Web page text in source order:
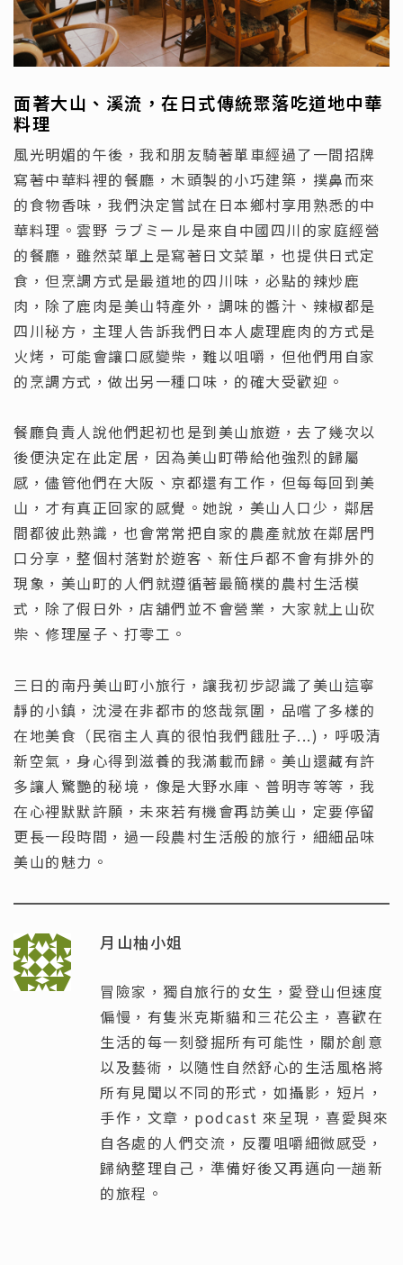
面著大山、溪流，在日式傳統聚落吃道地中華
料理
風光明媚的午後，我和朋友騎著單車經過了一間招牌
寫著中華料裡的餐廳，木頭製的小巧建築，撲鼻而來
的食物香味，我們決定嘗試在日本鄉村享用熟悉的中
華料理。雲野 ラブミール是來自中國四川的家庭經營
的餐廳，雖然菜單上是寫著日文菜單，也提供日式定
食，但烹調方式是最道地的四川味，必點的辣炒鹿
肉，除了鹿肉是美山特產外，調味的醬汁、辣椒都是
四川秘方，主理人告訴我們日本人處理鹿肉的方式是
火烤，可能會讓口感變柴，難以咀嚼，但他們用自家
的烹調方式，做出另一種口味，的確大受歡迎。
餐廳負責人說他們起初也是到美山旅遊，去了幾次以
後便決定在此定居，因為美山町帶給他強烈的歸屬
感，儘管他們在大阪、京都還有工作，但每每回到美
山，才有真正回家的感覺。她說，美山人口少，鄰居
間都彼此熟識，也會常常把自家的農產就放在鄰居門
口分享，整個村落對於遊客、新住戶都不會有排外的
現象，美山町的人們就遵循著最簡樸的農村生活模
式，除了假日外，店舖們並不會營業，大家就上山砍
柴、修理屋子、打零工。
三日的南丹美山町小旅行，讓我初步認識了美山這寧
靜的小鎮，沈浸在非都市的悠哉氛圍，品嚐了多樣的
在地美食（民宿主人真的很怕我們餓肚子...)，呼吸清
新空氣，身心得到滋養的我滿載而歸。美山還藏有許
多讓人驚艷的秘境，像是大野水庫、普明寺等等，我
在心裡默默許願，未來若有機會再訪美山，定要停留
更長一段時間，過一段農村生活般的旅行，細細品味
美山的魅力。
月山柚小姐
冒險家，獨自旅行的女生，愛登山但速度
偏慢，有隻米克斯貓和三花公主，喜歡在
生活的每一刻發掘所有可能性，關於創意
以及藝術，以隨性自然舒心的生活風格將
所有見聞以不同的形式，如攝影，短片，
手作，文章，podcast 來呈現，喜愛與來
自各處的人們交流，反覆咀嚼細微感受，
歸納整理自己，準備好後又再邁向一趟新
的旅程。